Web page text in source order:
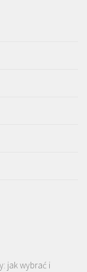
jak wybrać i